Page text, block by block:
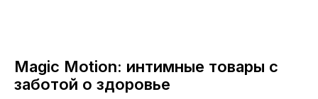
Magic Motion: интимные товары с
заботой о здоровье